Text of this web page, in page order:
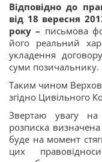
Відповідно до
від 18 вересня
року – письмова
його реальний
укладення
суми позичальнику.
Таким чином
згідно Цивільного
Звертаю увагу
розписка
буде на момент
цих